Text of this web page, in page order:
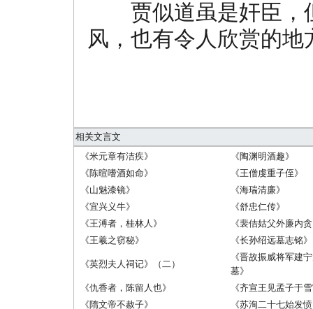
贾似道虽是奸臣，
风，也有令人欣赏的
相关文言文
《米元章有洁疾》
《陶渊明酒趣》
《陈暄嗜酒如命》
《王僧虔重子侄》
《山魅漆镜》
《海瑞清廉》
《宜兴义牛》
《舒忠仁传》
《王溥者，桂林人》
《裴佶姑父外廉内
《王羲之窃秘》
《长孙绍远墓志铭》
《英烈夫人祠记》（二）
《晋故振威将军建
墓》
《仇香者，陈留人也》
《齐宣王见孟子于
《隋文帝不赦子》
《苏洵二十七始发